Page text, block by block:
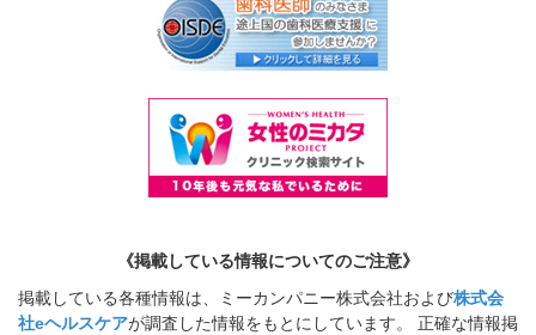
《掲載している情報についてのご注意》
掲載している各種情報は、ミーカンパニー株式会社および株式会
社eヘルスケアが調査した情報をもとにしています。 正確な情報掲